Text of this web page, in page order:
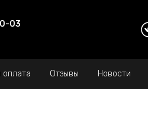
03
оплата Отзывы Новости